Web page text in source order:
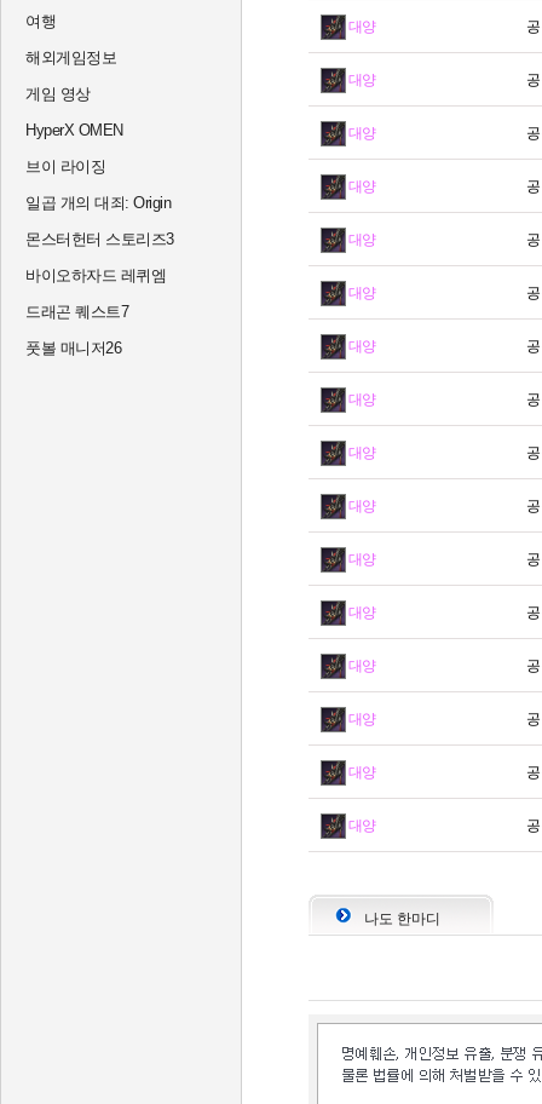
여행
해외게임정보
게임 영상
HyperX OMEN
브이 라이징
일곱 개의 대죄: Origin
몬스터헌터 스토리즈3
바이오하자드 레퀴엠
드래곤 퀘스트7
풋볼 매니저26
대양
대양
대양
대양
대양
대양
대양
대양
대양
대양
대양
대양
대양
대양
대양
대양
나도 한마디